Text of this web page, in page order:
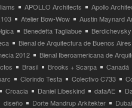
APOLLO Architects
Apollo
Atelier Bow-Wow
Austin Maynard
Benedetta Tagliabue
Bienal de Arquitectura de Buenos Aires
2012
Bienal Iberoamericana de
Brasil Brooks + Scarpa
Canadá
Clorindo Testa Colectivo C733
Croacia Daniel Libeskind dataAE
diseño Dorte Mandrup Arkitekter
Dubai